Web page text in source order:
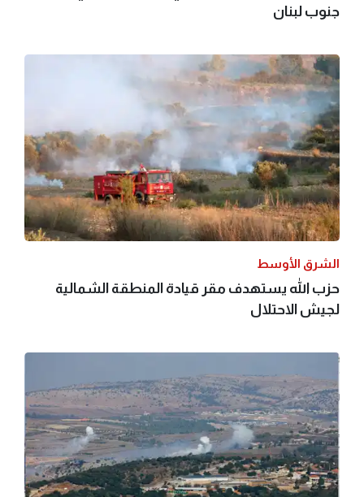
جنوب لبنان
الشرق الأوسط
حزب الله يستهدف مقر قيادة المنطقة الشمالية
لجيش الاحتلال